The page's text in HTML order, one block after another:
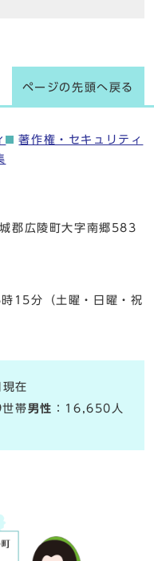
ページの先頭へ戻る
著作権・セキュリティ
郡広陵町大字南郷583
15分（土曜・日曜・祝
在
帯男性 ：16,650人